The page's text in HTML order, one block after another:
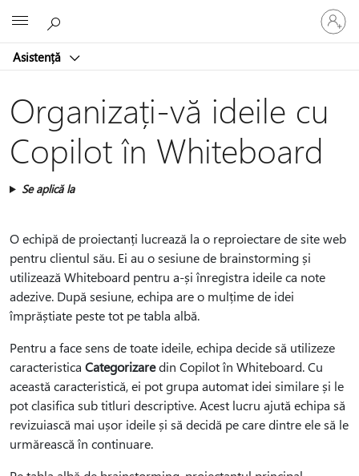
Asistență
vă
la
dvs.
Organizați-vă ideile cu
Copilot în Whiteboard
Se aplică la
O echipă de proiectanți lucrează la o reproiectare de site web
pentru clientul său. Ei au o sesiune de brainstorming și
utilizează Whiteboard pentru a-și înregistra ideile ca note
adezive. După sesiune, echipa are o mulțime de idei
împrăștiate peste tot pe tabla albă.
Pentru a face sens de toate ideile, echipa decide să utilizeze
caracteristica Categorizaredin Copilot în Whiteboard. Cu
această caracteristică, ei pot grupa automat idei similare și le
pot clasifica sub titluri descriptive. Acest lucru ajută echipa să
revizuiască mai ușor ideile și să decidă pe care dintre ele să le
urmărească în continuare.